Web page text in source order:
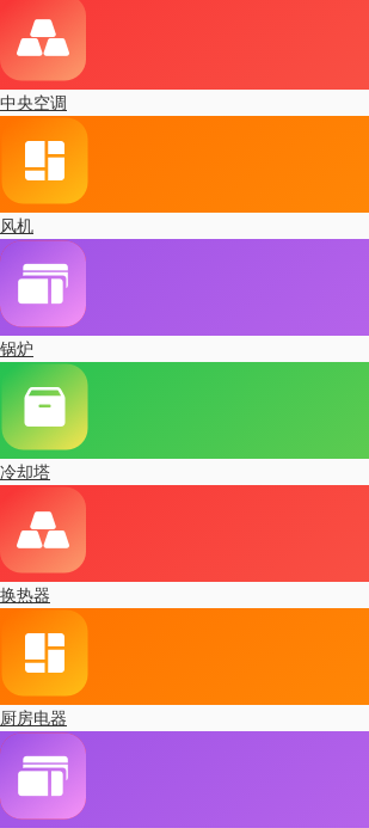
中央空调
风机
锅炉
冷却塔
换热器
厨房电器